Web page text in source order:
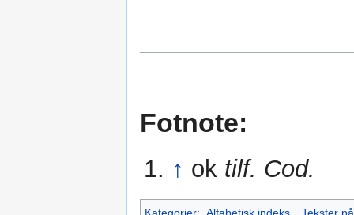
Fotnote:
↑ ok tilf. Cod.